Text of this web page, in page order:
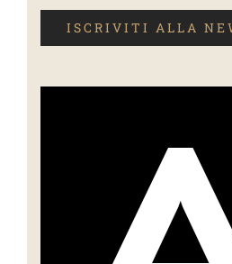
ISCRIVITI ALLA